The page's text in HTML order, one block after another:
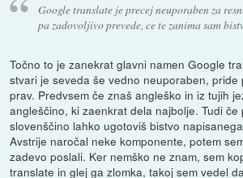
Google translate je precej neuporaben za
pa zadovoljivo prevede, ce te zanima sam
Točno to je zanekrat glavni namen Google
stvari je seveda še vedno neuporaben, pride
prav. Predvsem če znaš angleško in iz tujih
angleščino, ki zaenkrat dela najbolje. Tudi če
slovenščino lahko ugotoviš bistvo
Avstrije naročal neke komponente, potem
zadevo poslali. Ker nemško ne znam, sem
translate in glej ga zlomka, takoj sem vedel